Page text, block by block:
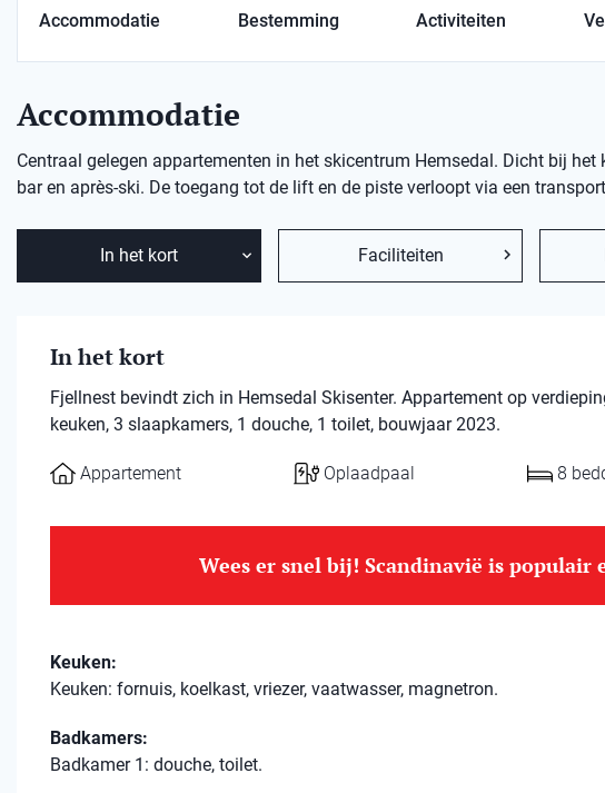
Accommodatie Bestemming Activiteiten
Accommodatie
Centraal gelegen appartementen in het skicentrum Hemsedal. Dicht bij
bar en après-ski. De toegang tot de lift en de piste verloopt via een
In het kort Faciliteiten
In het kort
Fjellnest bevindt zich in Hemsedal Skisenter. Appartement op
keuken, 3 slaapkamers, 1 douche, 1 toilet, bouwjaar 2023.
Appartement Oplaadpaal 8
Wees er snel bij! Scandinavië is populair
Keuken:
Keuken: fornuis, koelkast, vriezer, vaatwasser, magnetron.
Badkamers:
Badkamer 1: douche, toilet.